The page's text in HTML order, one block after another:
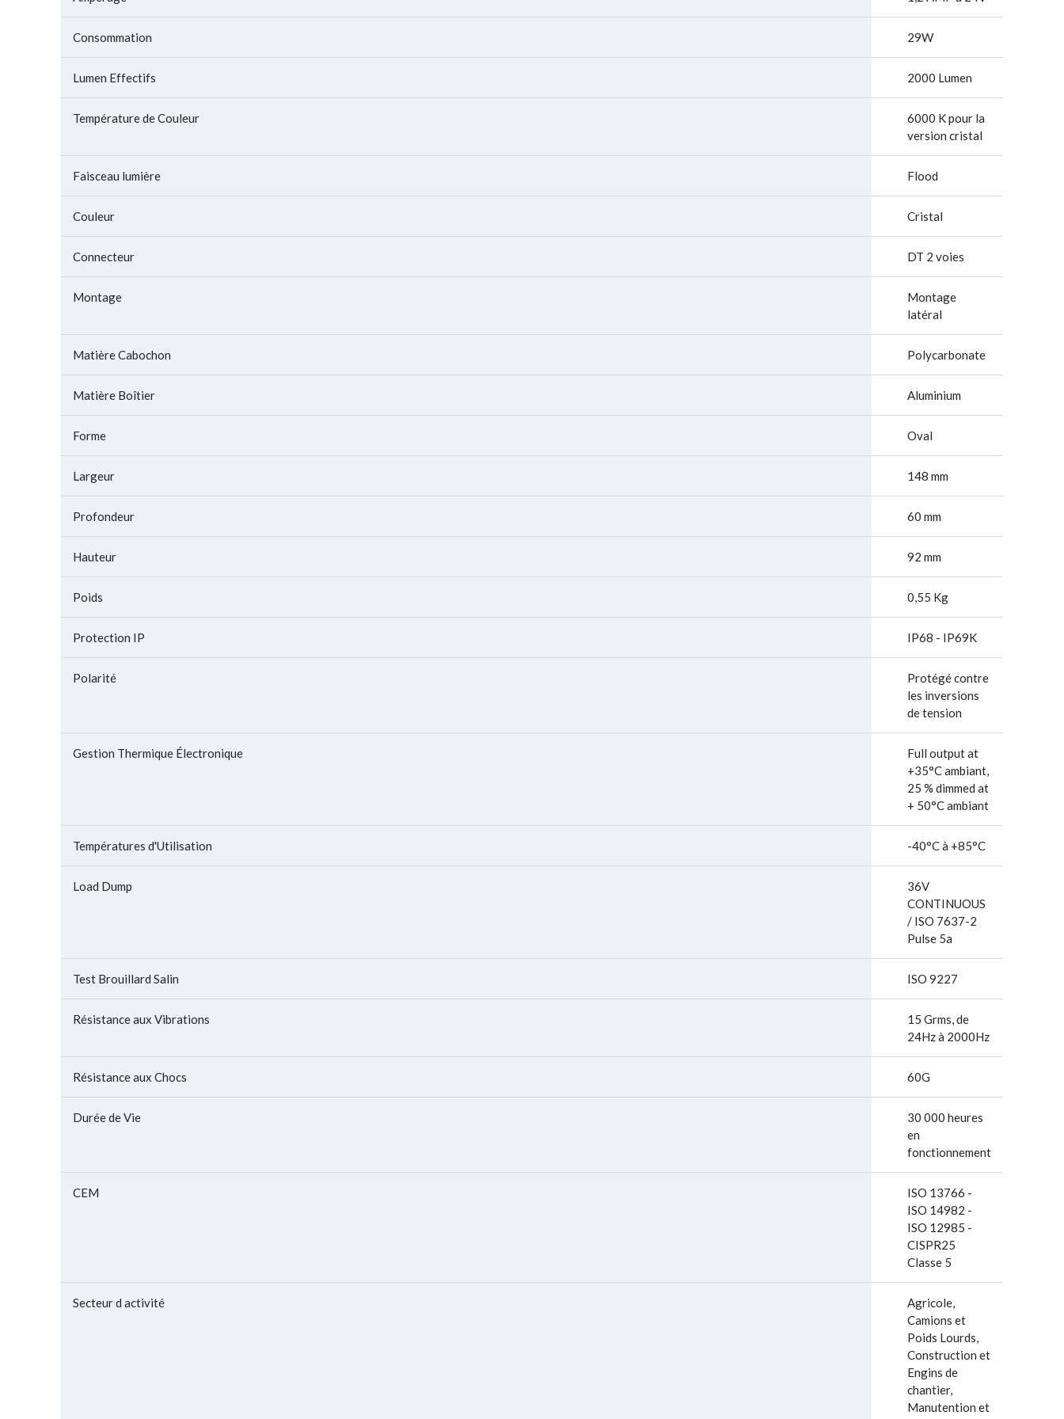
Consommation 29W
Lumen Effectifs 2000 Lumen
Température de Couleur
6000 K pour la
version cristal
Faisceau lumière Flood
Couleur Cristal
Connecteur DT 2 voies
Montage
Montage
latéral
Matière Cabochon Polycarbonate
Matière Boîtier Aluminium
Forme Oval
Largeur 148 mm
Profondeur 60 mm
Hauteur 92 mm
Poids 0,55 Kg
Protection IP IP68 - IP69K
Polarité
Protégé contre
les inversions
de tension
Gestion Thermique Électronique
Full output at
+35°C ambiant,
25 % dimmed at
+ 50°C ambiant
Températures d'Utilisation -40°C à +85°C
Load Dump
36V
CONTINUOUS
/ ISO 7637-2
Pulse 5a
Test Brouillard Salin ISO 9227
Résistance aux Vibrations
15 Grms, de
24Hz à 2000Hz
Résistance aux Chocs 60G
Durée de Vie
30 000 heures
en
fonctionnement
CEM
ISO 13766 -
ISO 14982 -
ISO 12985 -
CISPR25
Classe 5
Secteur d activité
Agricole,
Camions et
Poids Lourds,
Construction et
Engins de
chantier,
Manutention et